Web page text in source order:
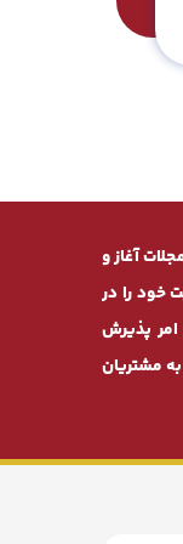
و مجلات آغاز و
خود را در
پذیرش
مشتریان